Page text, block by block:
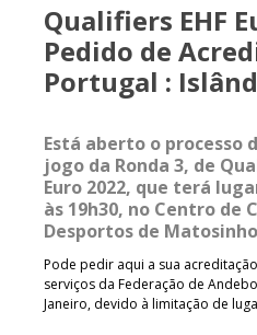
Qualifiers EHF
Pedido de
Portugal :
Está aberto o processo
jogo da Ronda 3, de
Euro 2022, que terá
às 19h30, no Centro de
Desportos de
Pode pedir aqui a sua
serviços da Federação de
Janeiro, devido à limitação de